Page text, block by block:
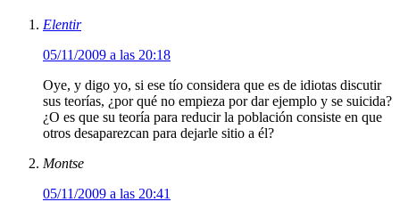
Elentir
05/11/2009 a las 20:18
Oye, y digo yo, si ese tío considera que es de idiotas discutir
sus teorías, ¿por qué no empieza por dar ejemplo y se suicida?
¿O es que su teoría para reducir la población consiste en que
otros desaparezcan para dejarle sitio a él?
Montse
05/11/2009 a las 20:41